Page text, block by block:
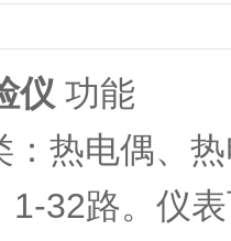
仪 功能
：热电偶、
：1-32路